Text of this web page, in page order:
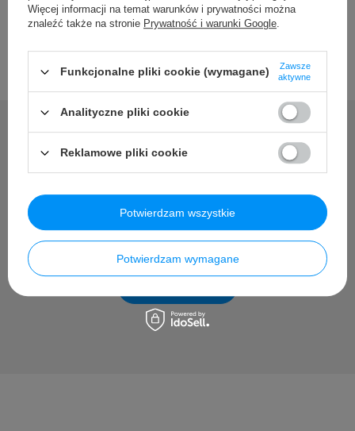
Potrzebujesz pomocy? Masz
pytania?
Zadaj pytanie a my odpowiemy niezwłocznie, najciekawsze
pytania i odpowiedzi publikując dla innych.
Więcej informacji na temat warunków i prywatności można
znaleźć także na stronie Prywatność i warunki Google.
Funkcjonalne pliki cookie (wymagane)
Zawsze
aktywne
Analityczne pliki cookie
Reklamowe pliki cookie
Potwierdzam wymagane
Potwierdzam wszystkie